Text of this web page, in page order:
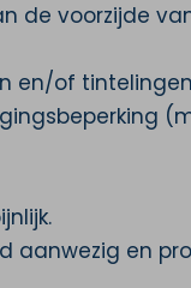
de voorzijde
en/of
aanwezig en